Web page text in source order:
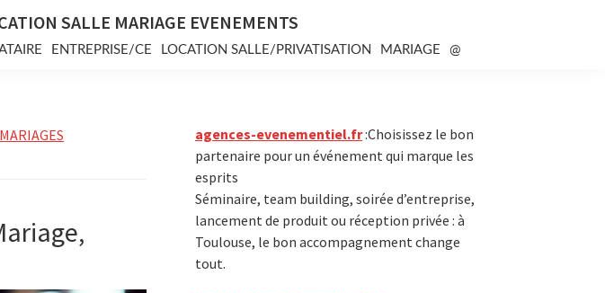
SALLE MARIAGE EVENEMENTS
ENTREPRISE/CE LOCATION SALLE/PRIVATISATION MARIAGE @
Primary
Sidebar
agences-evenementiel.fr:Choisissez le bon
partenaire pour un événement qui marque les
esprits
Séminaire, team building, soirée d’entreprise,
lancement de produit ou réception privée : à
Toulouse, le bon accompagnement change
tout.